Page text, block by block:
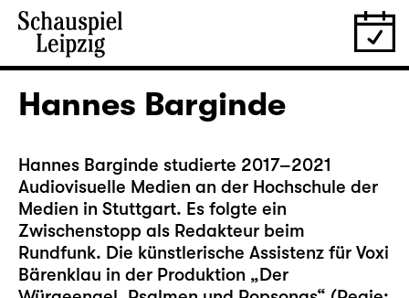
Hannes Barginde
Hannes Barginde studierte 2017–2021
Audiovisuelle Medien an der Hochschule der
Medien in Stuttgart. Es folgte ein
Zwischenstopp als Redakteur beim
Rundfunk. Die künstlerische Assistenz für Voxi
Bärenklau in der Produktion „Der